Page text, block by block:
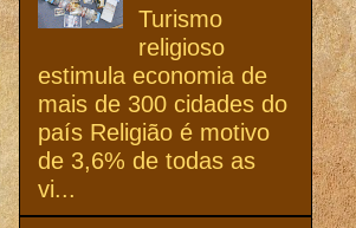
Turismo
religioso
estimula economia de
mais de 300 cidades do
país Religião é motivo
de 3,6% de todas as
vi...